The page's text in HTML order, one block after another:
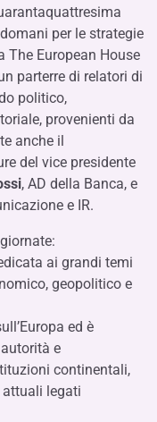
per le strategie
The European House
parterre di relatori di
politico,
provenienti da
anche il
del vice presidente
, AD della Banca, e
e IR.
ai grandi temi
geopolitico e
ed è
e
continentali,
legati